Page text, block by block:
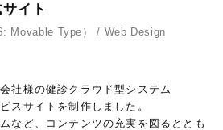
イト
Movable Type） / Web Design
社様の健診クラウド型システム
スサイトを制作しました。
など、コンテンツの充実を図るととも